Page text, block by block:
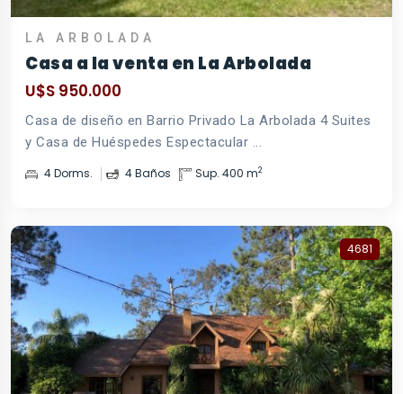
LA ARBOLADA
Casa a la venta en La Arbolada
U$S 950.000
Casa de diseño en Barrio Privado La Arbolada 4 Suites
y Casa de Huéspedes Espectacular ...
4 Dorms. 4 Baños Sup. 400 m2
4681